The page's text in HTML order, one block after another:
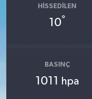
HISSEDILEN
10°
BASINÇ
1011 hpa